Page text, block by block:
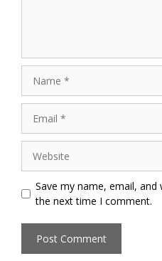
Save my name, email,
the next time I comment.